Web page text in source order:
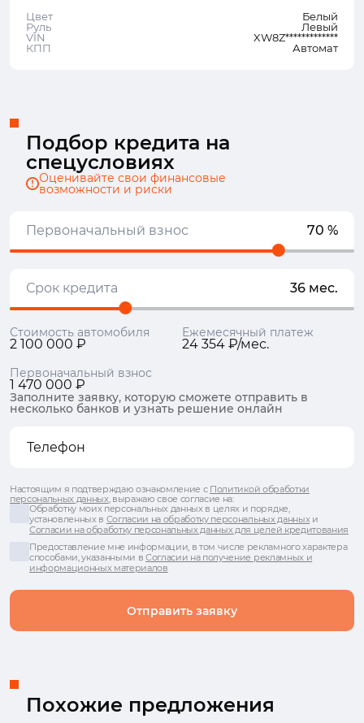
Цвет
Белый
Руль
Левый
VIN
XW8Z*************
КПП
Автомат
Подбор кредита на
спецусловиях
Оценивайте свои финансовые
возможности и риски
Первоначальный взнос 70 %
Срок кредита 36 мес.
Стоимость автомобиля
2 100 000 ₽
Ежемесячный платеж
24 354 ₽/мес.
Первоначальный взнос
1 470 000 ₽
Заполните заявку, которую сможете отправить в
несколько банков и узнать решение онлайн
Отправить заявку
Настоящим я подтверждаю ознакомление с Политикой обработки
персональных данных, выражаю свое согласие на:
Обработку моих персональных данных в целях и порядке,
установленных в Согласии на обработку персональных данныхи
Согласии на обработку персональных данных для целей кредитования
Предоставление мне информации, в том числе рекламного характера
способами, указанными вСогласии на получение рекламных и
информационных материалов
Похожие предложения